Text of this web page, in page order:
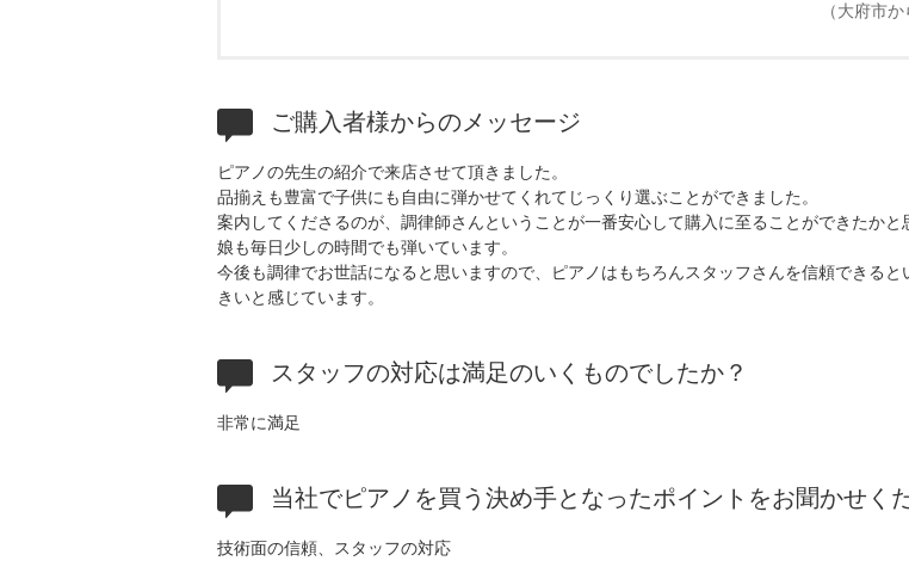
（大府市
ご購入者様からのメッセージ
ピアノの先生の紹介で来店させて頂きました。
品揃えも豊富で子供にも自由に弾かせてくれてじっくり選ぶことができました。
案内してくださるのが、調律師さんということが一番安心して購入に至ることができたかと
娘も毎日少しの時間でも弾いています。
今後も調律でお世話になると思いますので、ピアノはもちろんスタッフさんを信頼できると
きいと感じています。
スタッフの対応は満足のいくものでしたか？
非常に満足
当社でピアノを買う決め手となったポイントをお聞かせく
技術面の信頼、スタッフの対応